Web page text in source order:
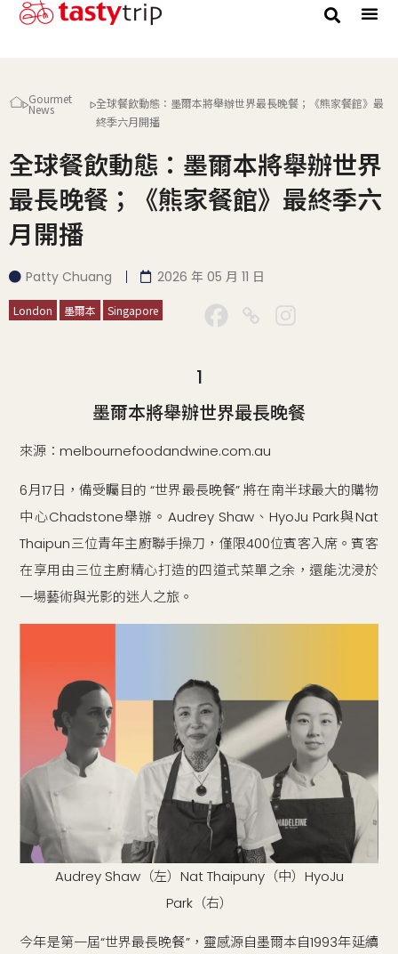
Gourmet
News
全球餐飲動態：墨爾本將舉辦世界最長晚餐；《熊家餐館》最
終季六月開播
全球餐飲動態：墨爾本將舉辦世界
最長晚餐；《熊家餐館》最終季六
月開播
Patty Chuang 2026 年 05 月 11 日
London 墨爾本 Singapore
1
墨爾本將舉辦世界最長晚餐
來源：melbournefoodandwine.com.au
6月17日，備受矚目的 “世界最長晚餐” 將在南半球最大的購物
中心Chadstone舉辦。Audrey Shaw、HyoJu Park與Nat
Thaipun三位青年主廚聯手操刀，僅限400位賓客入席。賓客
在享用由三位主廚精心打造的四道式菜單之余，還能沈浸於
一場藝術與光影的迷人之旅。
Audrey Shaw（左）Nat Thaipuny（中）HyoJu
Park（右）
今年是第一屆“世界最長晚餐”，靈感源自墨爾本自1993年延續